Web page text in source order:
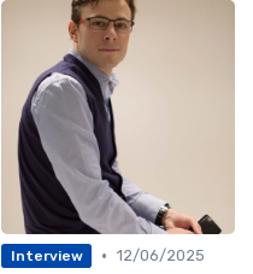
Interview • 12/06/2025